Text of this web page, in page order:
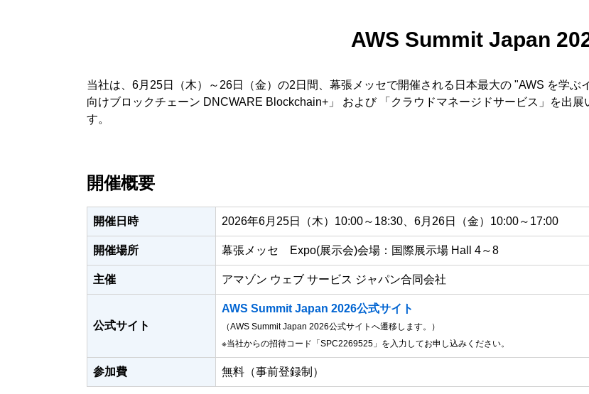
AWS Summit Japan
当社は、6月25日（木）～26日（金）の2日間、幕張メッセで開催される日本最大の "AWS を学
向けブロックチェーン DNCWARE Blockchain+」 および 「クラウドマネージドサービス」を出
す。
開催概要
開催日時 2026年6月25日（木）10:00～18:30、6月26日（金）10:00～17:00
開催場所 幕張メッセ Expo(展示会)会場：国際展示場 Hall 4～8
主催 アマゾン ウェブ サービス ジャパン合同会社
公式サイト
AWS Summit Japan 2026公式サイト
（AWS Summit Japan 2026公式サイトへ遷移します。）
※当社からの招待コード「SPC2269525」を入力してお申し込みください。
参加費 無料（事前登録制）